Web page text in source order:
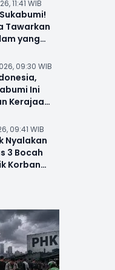
11:41 WIB
Tawarkan
yang
09:30 WIB
Ini
Kerajaan
09:41 WIB
Nyalakan
3 Bocah
Korban